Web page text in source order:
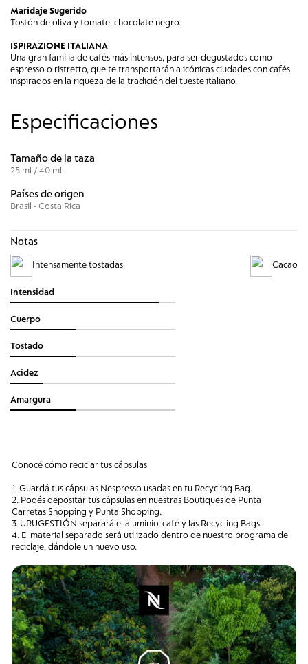
Maridaje Sugerido
Tostón de oliva y tomate, chocolate negro.
ISPIRAZIONE ITALIANA
Una gran familia de cafés más intensos, para ser degustados como
espresso o ristretto, que te transportarán a icónicas ciudades con cafés
inspirados en la riqueza de la tradición del tueste italiano.
Especificaciones
Tamaño de la taza
25 ml / 40 ml
Países de origen
Brasil - Costa Rica
Notas
Intensamente tostadas Cacao
Intensidad
Cuerpo
Tostado
Acidez
Amargura
Conocé cómo reciclar tus cápsulas
1. Guardá tus cápsulas Nespresso usadas en tu Recycling Bag.
2. Podés depositar tus cápsulas en nuestras Boutiques de Punta
Carretas Shopping y Punta Shopping.
3. URUGESTIÓN separará el aluminio, café y las Recycling Bags.
4. El material separado será utilizado dentro de nuestro programa de
reciclaje, dándole un nuevo uso.